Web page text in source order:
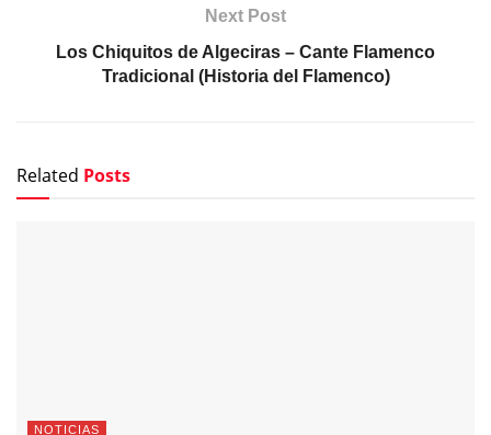
Next Post
Los Chiquitos de Algeciras – Cante Flamenco
Tradicional (Historia del Flamenco)
Related Posts
NOTICIAS